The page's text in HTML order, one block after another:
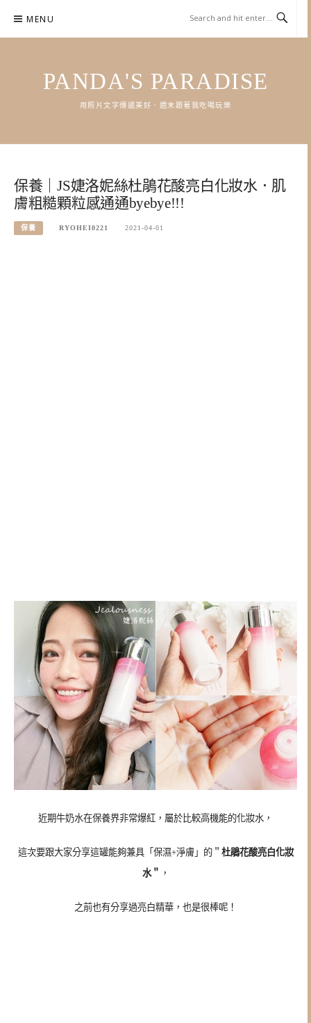
content
MENU
PANDA'S PARADISE
用照片文字傳遞美好．週末跟著我吃喝玩樂
保養｜JS婕洛妮絲杜鵑花酸亮白化妝水．肌
膚粗糙顆粒感通通byebye!!!
保養 RYOHEI0221 2021-04-01
近期牛奶水在保養界非常爆紅，屬於比較高機能的化妝水，
這次要跟大家分享這罐能夠兼具「保濕+淨膚」的＂ 杜鵑花酸亮白化妝
水＂ ，
之前也有分享過亮白精華，也是很棒呢！